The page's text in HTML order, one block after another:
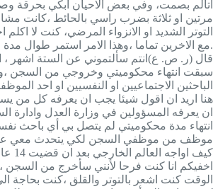
أتألم بصمت، وفي بعض الاحيان ابكي بحرقة
مرتين او ثلاثة بضرب راسي بالحائط ،كانت
التوتر الشديد او الانزواء المرضي، كنت لا اكلم
مع الاخرين تماما ،وهذا الامر استمر طوال مدة وجودي في السجن.
قال (ر. ص. ع)انتم سألتموني عن الستة اشهر ،
سبقت انتهاء محكوميتي وخروجي من السجن
الباحثين الاجتماعيين او النفسيين او احد
هنا اريد ان اقول شيئا يجب ان يعرفه كل من
ان يعرفه المسؤولين في وزارة العدل وادارة
انتهاء مدة محكوميتي لم يتصل بي أي باحث
موظف من موظفي السجن لكي يتحدث معي
كيف
اخفيكم انا كنت فرحا لأنني سأخرج من
الوقت كنت اشعر بالتوتر والقلق ،كنت بحاجة